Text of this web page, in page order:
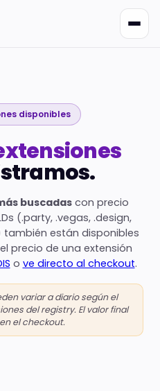
disponibles
buscadascon precio
(.party, .vegas, .design,
también están disponibles
precio de una extensión
o ve directo al checkout.
variar a diario según el
del registry. El valor final
el checkout.
24/7